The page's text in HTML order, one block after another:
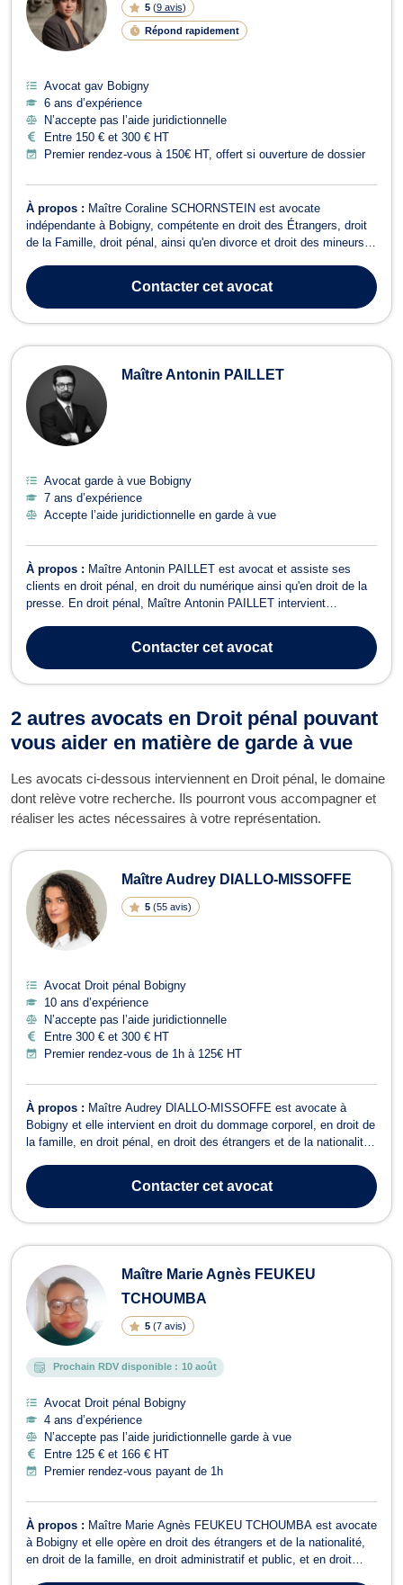
5 (9 avis)
Répond rapidement
Avocat gav Bobigny
6 ans d’expérience
N’accepte pas l’aide juridictionnelle
Entre 150 € et 300 € HT
Premier rendez-vous à 150€ HT, offert si ouverture de dossier
À propos : Maître Coraline SCHORNSTEIN est avocate
indépendante à Bobigny, compétente en droit des Étrangers, droit
de la Famille, droit pénal, ainsi qu'en divorce et droit des mineurs.
du droit, Maître SCHORNSTEIN place le parcours de vie de
chacun de ses clients au cœur...
Contactercet avocat
Maître Antonin PAILLET
Avocat garde à vue Bobigny
7 ans d’expérience
Accepte l’aide juridictionnelle en garde à vue
À propos : Maître Antonin PAILLET est avocat et assiste ses
clients en droit pénal, en droit du numérique ainsi qu'en droit de la
presse. En droit pénal, Maître Antonin PAILLET intervient
stade de l'aménagement des peines. Il assiste notamment ses
clients en garde à v...Contactercet avocat
2 autres avocats en Droit pénal pouvant
vous aider en matière de garde à vue
Les avocats ci-dessous interviennent en Droit pénal, le domaine
dont relève votre recherche. Ils pourront vous accompagner et
réaliser les actes nécessaires à votre représentation.
Maître Audrey DIALLO-MISSOFFE
5 (55 avis)
Avocat Droit pénal Bobigny
10 ans d’expérience
N’accepte pas l’aide juridictionnelle
Entre 300 € et 300 € HT
Premier rendez-vous de 1h à 125€ HT
À propos : Maître Audrey DIALLO-MISSOFFE est avocate à
Bobigny et elle intervient en droit du dommage corporel, en droit de
la famille, en droit pénal, en droit des étrangers et de la nationalité
exerce en droit du dommage corporel, notamment dans le cadre
des accidents de l... Contactercet avocat
Maître Marie Agnès FEUKEU
TCHOUMBA
5 (7 avis)
Prochain RDV disponible : 10 août
Avocat Droit pénal Bobigny
4 ans d’expérience
N’accepte pas l’aide juridictionnelle garde à vue
Entre 125 € et 166 € HT
Premier rendez-vous payant de 1h
À propos : Maître Marie Agnès FEUKEU TCHOUMBA est avocate
à Bobigny et elle opère en droit des étrangers et de la nationalité,
en droit de la famille, en droit administratif et public, et en droit